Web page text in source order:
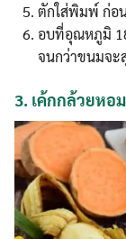
ตักใส่พิมพ์ ก่อ
อบที่อุณหภูมิ
จนกว่าขนมจะ
3. เค้กกล้วยหอ